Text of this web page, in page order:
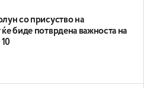
со присуство на
биде потврдена важноста на